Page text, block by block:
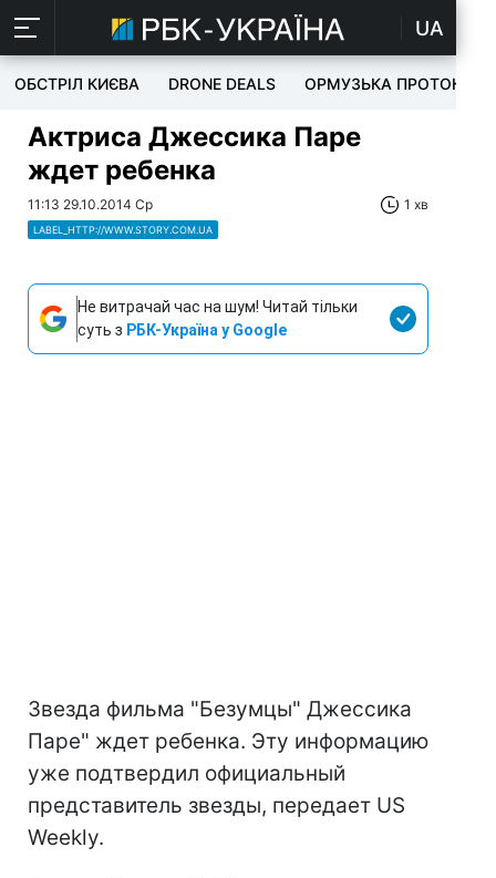
UA
ОБСТРІЛ КИЄВА DRONE DEALS ОРМУЗЬКА ПРОТОКА
Актриса Джессика Паре
ждет ребенка
11:13 29.10.2014 Ср 1 хв
LABEL_HTTP://WWW.STORY.COM.UA
Не витрачай час на шум! Читай тільки
суть з РБК-Україна у Google
Звезда фильма "Безумцы" Джессика
Паре" ждет ребенка. Эту информацию
уже подтвердил официальный
представитель звезды, передает US
Weekly.